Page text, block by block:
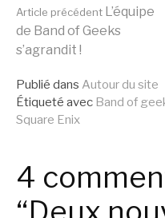
Lire
la
suite
Article précédent L’équipe
de Band of Geeks
s’agrandit !
Publié dans Autour du site
Étiqueté avec Band of
Square Enix
4